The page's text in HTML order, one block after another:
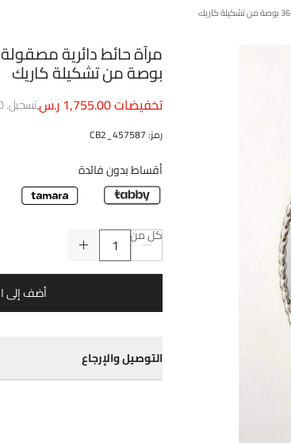
بوصة من تشكيلة كاريك
تسجيل. تخفيضات1,755.00 ر.س.
رمز:
457587_CB2
أقساط بدون فائدة
أضف إلى
كل من
التوصيل والإرجاع